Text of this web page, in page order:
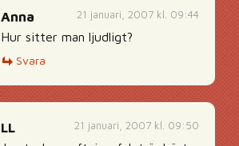
21 januari, 2007 kl. 09:44
Anna
Hur sitter man ljudligt?
Svara
21 januari, 2007 kl. 09:50
LL